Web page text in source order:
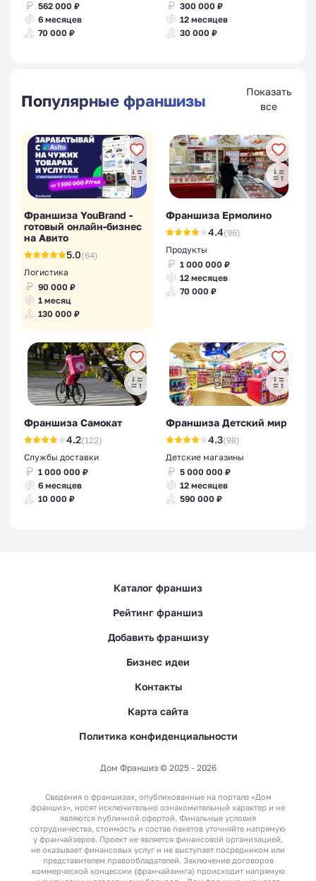
562 000 ₽
6 месяцев
70 000 ₽
300 000 ₽
12 месяцев
30 000 ₽
Популярные франшизы
Показать
все
Франшиза YouBrand -
готовый онлайн-бизнес
на Авито
5.0(64)
Логистика
90 000 ₽
1 месяц
130 000 ₽
Франшиза Ермолино
4.4(96)
Продукты
1 000 000 ₽
12 месяцев
70 000 ₽
Франшиза Самокат
4.2(122)
Службы доставки
1 000 000 ₽
6 месяцев
10 000 ₽
Франшиза Детский мир
4.3(98)
Детские магазины
5 000 000 ₽
12 месяцев
590 000 ₽
Каталог франшиз
Рейтинг франшиз
Добавить франшизу
Бизнес идеи
Контакты
Карта сайта
Политика конфиденциальности
Дом Франшиз © 2025 - 2026